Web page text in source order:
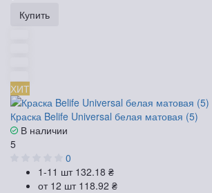
Купить
ХИТ
Краска Belife Universal белая матовая (5)
В наличии
5
0
1-11 шт 132.18 ₴
от 12 шт 118.92 ₴